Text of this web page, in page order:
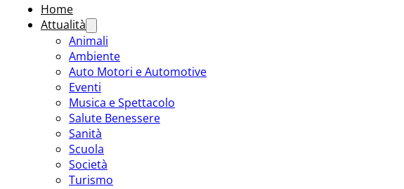
Home
Attualità
Animali
Ambiente
Auto Motori e Automotive
Eventi
Musica e Spettacolo
Salute Benessere
Sanità
Scuola
Società
Turismo